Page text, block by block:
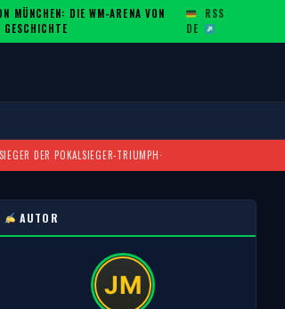
MÜNCHEN: DIE WM-ARENA VON
DE
RSS
DER POKALSIEGER-TRIUMPH·
AUTOR